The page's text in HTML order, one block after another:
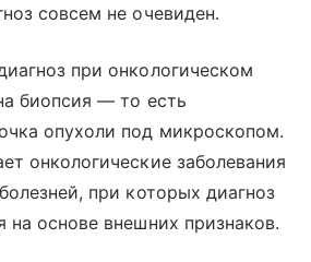
совсем не очевиден.
при онкологическом
биопсия — то есть
опухоли под микроскопом.
онкологические заболевания
при которых диагноз
на основе внешних признаков.